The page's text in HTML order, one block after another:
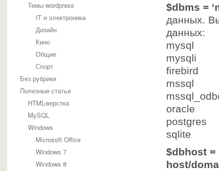
Темы wordpress
IT и электроника
Дизайн
Кино
Общие
Спорт
Без рубрики
Полезные статьи
HTML-верстка
MySQL
Windows
Microsoft Office
Windows 7
Windows 8
$dbms =
данных.
данных:
mysql
mysqli
firebird
mssql
oracle
postgres
sqlite
$dbhost =
host/